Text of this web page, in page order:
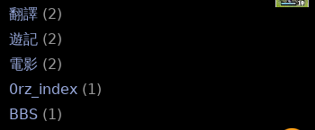
翻譯 (2)
遊記 (2)
電影 (2)
0rz_index (1)
BBS (1)